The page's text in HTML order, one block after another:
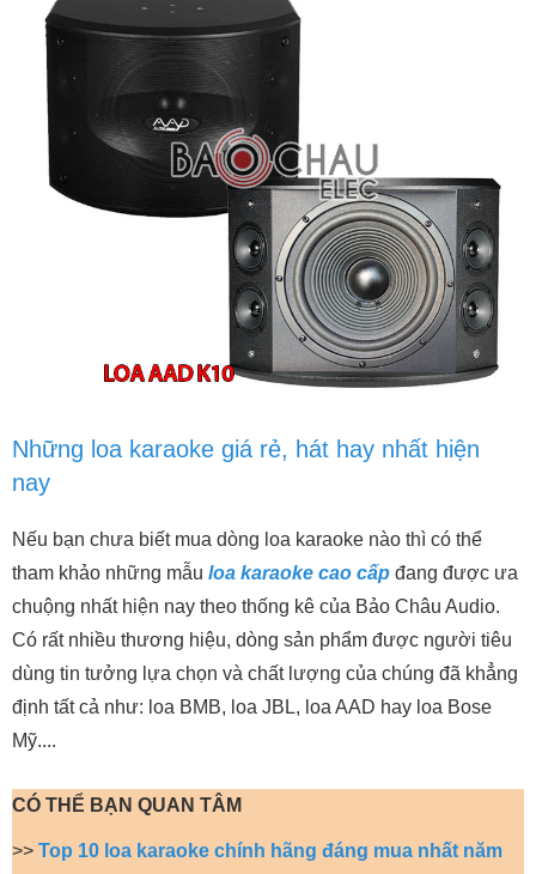
Những loa karaoke giá rẻ, hát hay nhất hiện
nay
Nếu bạn chưa biết mua dòng loa karaoke nào thì có thể
tham khảo những mẫu loa karaoke cao cấp đang được ưa
chuộng nhất hiện nay theo thống kê của Bảo Châu Audio.
Có rất nhiều thương hiệu, dòng sản phẩm được người tiêu
dùng tin tưởng lựa chọn và chất lượng của chúng đã khẳng
định tất cả như: loa BMB, loa JBL, loa AAD hay loa Bose
Mỹ....
CÓ THỂ BẠN QUAN TÂM
>> Top 10 loa karaoke chính hãng đáng mua nhất năm